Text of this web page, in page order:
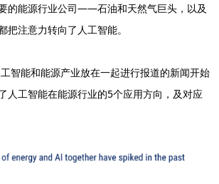
的能源行业公司——石油和天然气巨头，以及
注意力转向了人工智能。
智能和能源产业放在一起进行报道的新闻开始
人工智能在能源行业的5个应用方向，及对应